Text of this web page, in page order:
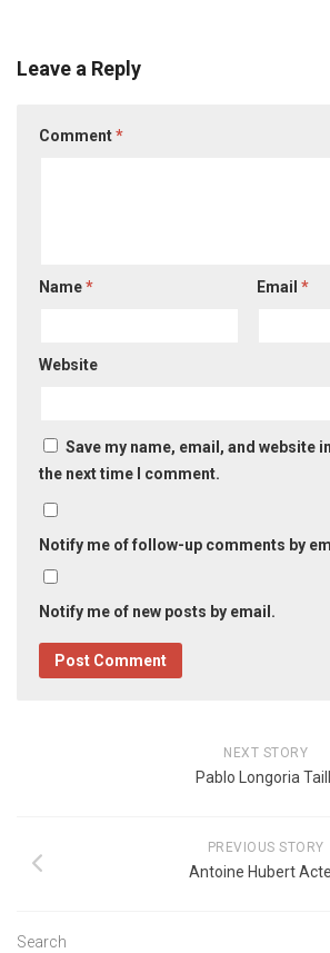
Leave a Reply
Comment*
Name* Email*
Website
Save my name, email, and website
the next time I comment.
Notify me of follow-up comments by
Notify me of new posts by email.
NEXT STORY
Pablo Longoria
PREVIOUS STORY
Antoine Hubert
Search